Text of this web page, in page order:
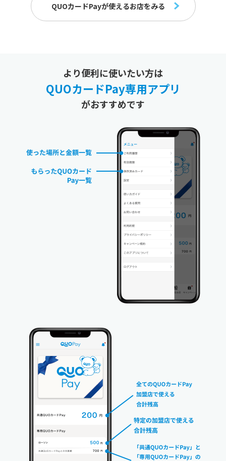
QUOカードPayが使えるお店をみる
より便利に使いたい方は
QUOカードPay専用アプリ
がおすすめです